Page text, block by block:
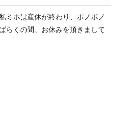
ミホは産休が終わり、ポノポノ
らくの間、お休みを頂きまして